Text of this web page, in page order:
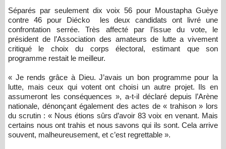
Séparés par seulement dix voix 56 pour Moustapha Guèye
contre 46 pour Diécko les deux candidats ont livré une
confrontation serrée. Très affecté par l’issue du vote, le
président de l’Association des amateurs de lutte a vivement
critiqué le choix du corps électoral, estimant que son
programme restait le meilleur.
« Je rends grâce à Dieu. J’avais un bon programme pour la
lutte, mais ceux qui votent ont choisi un autre projet. Ils en
assumeront les conséquences », a-t-il déclaré depuis l’Arène
nationale, dénonçant également des actes de « trahison » lors
du scrutin : « Nous étions sûrs d’avoir 83 voix en venant. Mais
certains nous ont trahis et nous savons qui ils sont. Cela arrive
souvent, malheureusement, et c’est regrettable ».